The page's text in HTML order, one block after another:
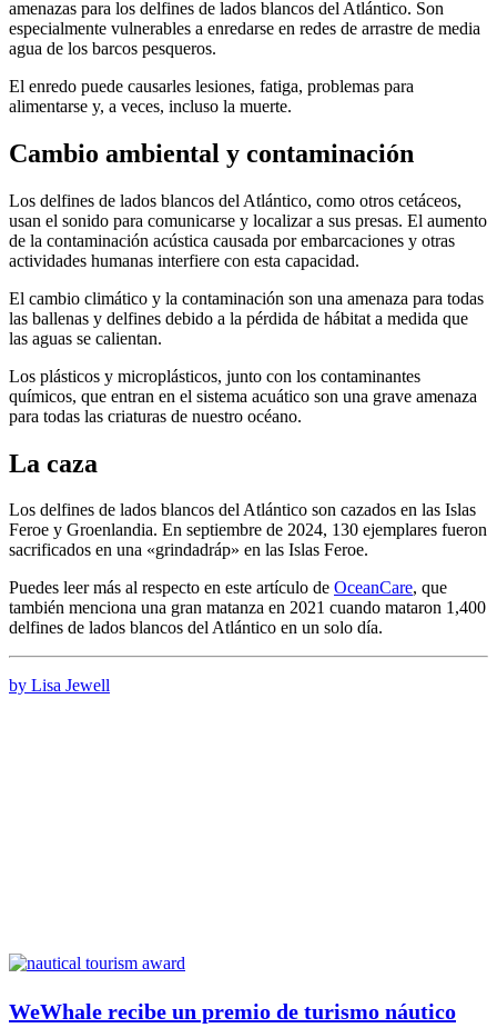
amenazas para los delfines de lados blancos del Atlántico. Son
especialmente vulnerables a enredarse en redes de arrastre de media
agua de los barcos pesqueros.
El enredo puede causarles lesiones, fatiga, problemas para
alimentarse y, a veces, incluso la muerte.
Cambio ambiental y contaminación
Los delfines de lados blancos del Atlántico, como otros cetáceos,
usan el sonido para comunicarse y localizar a sus presas. El aumento
de la contaminación acústica causada por embarcaciones y otras
actividades humanas interfiere con esta capacidad.
El cambio climático y la contaminación son una amenaza para todas
las ballenas y delfines debido a la pérdida de hábitat a medida que
las aguas se calientan.
Los plásticos y microplásticos, junto con los contaminantes
químicos, que entran en el sistema acuático son una grave amenaza
para todas las criaturas de nuestro océano.
La caza
Los delfines de lados blancos del Atlántico son cazados en las Islas
Feroe y Groenlandia. En septiembre de 2024, 130 ejemplares fueron
sacrificados en una «grindadráp» en las Islas Feroe.
Puedes leer más al respecto en este artículo de OceanCare, que
también menciona una gran matanza en 2021 cuando mataron 1,400
delfines de lados blancos del Atlántico en un solo día.
by Lisa Jewell
WeWhale recibe un premio de turismo náutico